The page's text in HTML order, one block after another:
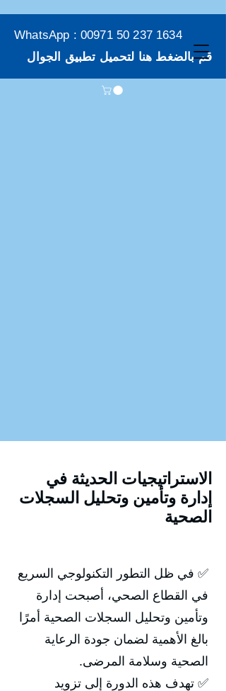
WhatsApp : 00971 50 237 1634
قم بالضغط هنا لتحميل تطبيق الجوال
الاستراتيجيات الحديثة في
إدارة وتأمين وتحليل السجلات
الصحية
✅ في ظل التطور التكنولوجي السريع
في القطاع الصحي، أصبحت إدارة
وتأمين وتحليل السجلات الصحية أمرًا
بالغ الأهمية لضمان جودة الرعاية
الصحية وسلامة المرضى.
✅ تهدف هذه الدورة إلى تزويد